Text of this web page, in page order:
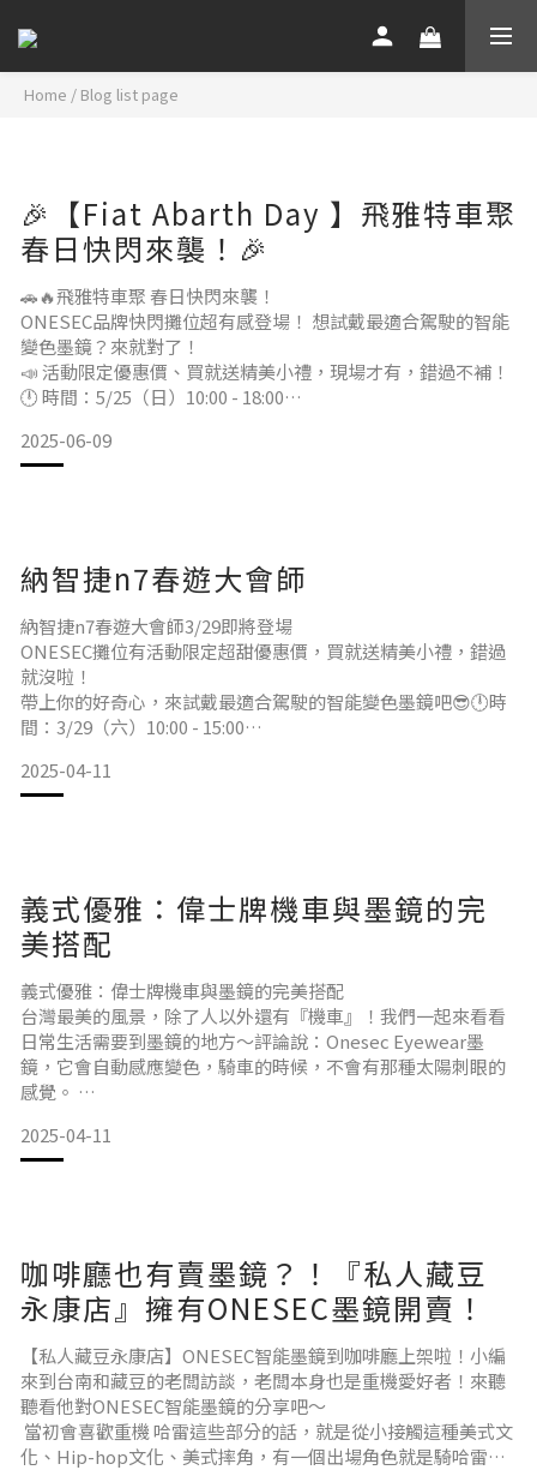
Home / Blog list page
🎉【Fiat Abarth Day 】飛雅特車聚
春日快閃來襲！🎉
🚗🔥飛雅特車聚 春日快閃來襲！
ONESEC品牌快閃攤位超有感登場！ 想試戴最適合駕駛的智能
變色墨鏡？來就對了！
📣 活動限定優惠價、買就送精美小禮，現場才有，錯過不補！
🕛 時間：5/25（日）10:00 - 18:00
地址：438台中市外埔區二崁路700號
🕶️ 攤位位置：主舞台左側・ONESEC攤位別錯過！
✨ONESEC變色墨鏡試戴區！超多人現場試戴我們的秒變色墨
2025-06-09
納智捷n7春遊大會師
納智捷n7春遊大會師3/29即將登場
ONESEC攤位有活動限定超甜優惠價，買就送精美小禮，錯過
就沒啦！
帶上你的好奇心，來試戴最適合駕駛的智能變色墨鏡吧😎🕛時
間：3/29（六）10:00 - 15:00
嘉義縣太保市故宮大道888號
🕶️攤位位置: 面對主舞台左側廠商攤位區 這次活動不僅集結了
日系時尚代表！📸 大家在鏡頭前自在又帥氣，讓我
2025-04-11
義式優雅：偉士牌機車與墨鏡的完
美搭配
義式優雅：偉士牌機車與墨鏡的完美搭配
台灣最美的風景，除了人以外還有『機車』！我們一起來看看
日常生活需要到墨鏡的地方～評論說：Onesec Eyewear墨
鏡，它會自動感應變色，騎車的時候，不會有那種太陽刺眼的
感覺。
它，不用再拿下來不管是騎速克達也好，還是重機也好，我一
定會戴上Onesec Eyewear的墨鏡騎車保護眼睛，還是說太陽
2025-04-11
咖啡廳也有賣墨鏡？！『私人藏豆
永康店』擁有ONESEC墨鏡開賣！
【私人藏豆永康店】ONESEC智能墨鏡到咖啡廳上架啦！小編
來到台南和藏豆的老闆訪談，老闆本身也是重機愛好者！來聽
聽看他對ONESEC智能墨鏡的分享吧～
當初會喜歡重機 哈雷這些部分的話，就是從小接觸這種美式文
化、Hip-hop文化、美式摔角，有一個出場角色就是騎哈雷出